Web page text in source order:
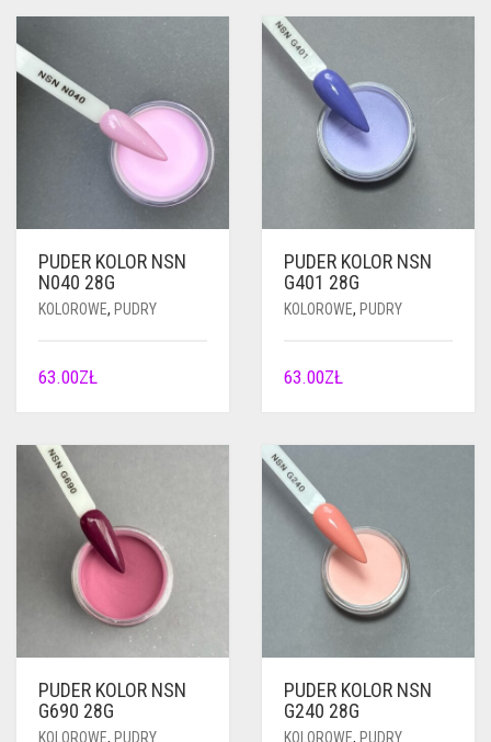
PUDER KOLOR NSN
N040 28G
KOLOROWE, PUDRY
63.00ZŁ
PUDER KOLOR NSN
G401 28G
KOLOROWE, PUDRY
63.00ZŁ
PUDER KOLOR NSN
G690 28G
KOLOROWE, PUDRY
PUDER KOLOR NSN
G240 28G
KOLOROWE, PUDRY